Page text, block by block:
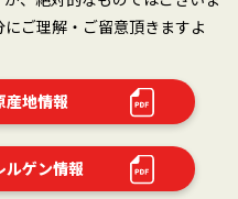
ご理解・ご留意頂きますよ
産地情報
ルゲン情報